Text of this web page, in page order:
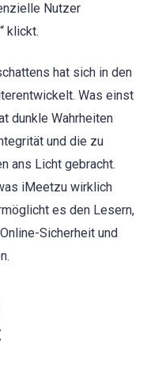
Nutzer
klickt.
hat sich in den
Was einst
dunkle Wahrheiten
und die zu
ans Licht gebracht.
iMeetzu wirklich
es den Lesern,
Sicherheit und